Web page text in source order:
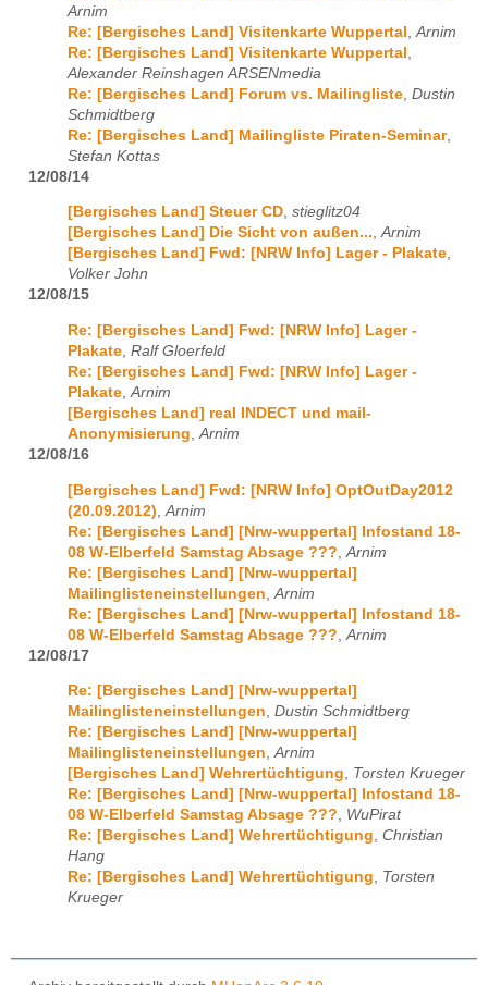
Arnim
Re: [Bergisches Land] Visitenkarte Wuppertal
Arnim
Re: [Bergisches Land] Visitenkarte Wuppertal
Alexander Reinshagen ARSENmedia
Re: [Bergisches Land] Forum vs. Mailingliste Dustin
Schmidtberg
Re: [Bergisches Land] Mailingliste Piraten-Seminar,
Stefan Kottas
12/08/14
[Bergisches Land] Steuer CD, stieglitz04
[Bergisches Land] Die Sicht von außen...,Arnim
[Bergisches Land] Fwd: [NRW Info] Lager - Plakate,
Volker John
12/08/15
Re: [Bergisches Land] Fwd: [NRW Info] Lager -
Plakate Ralf Gloerfeld
Re: [Bergisches Land] Fwd: [NRW Info] Lager -
Plakate Arnim
[Bergisches Land] real INDECT und mail-
Anonymisierung Arnim
12/08/16
[Bergisches Land] Fwd: [NRW Info] OptOutDay2012
(20.09.2012) Arnim
Re: [Bergisches Land] [Nrw-wuppertal] Infostand 18-
08 W-Elberfeld Samstag Absage ??? Arnim
Re: [Bergisches Land] [Nrw-wuppertal]
Mailinglisteneinstellungen Arnim
Re: [Bergisches Land] [Nrw-wuppertal] Infostand 18-
08 W-Elberfeld Samstag Absage ??? Arnim
12/08/17
Re: [Bergisches Land] [Nrw-wuppertal]
Mailinglisteneinstellungen, Dustin Schmidtberg
Re: [Bergisches Land] [Nrw-wuppertal]
Mailinglisteneinstellungen,Arnim
[Bergisches Land] Wehrertüchtigung, Torsten Krueger
Re: [Bergisches Land] [Nrw-wuppertal] Infostand 18-
08 W-Elberfeld Samstag Absage ???, WuPirat
Re: [Bergisches Land] Wehrertüchtigung, Christian
Hang
Re: [Bergisches Land] Wehrertüchtigung, Torsten
Krueger